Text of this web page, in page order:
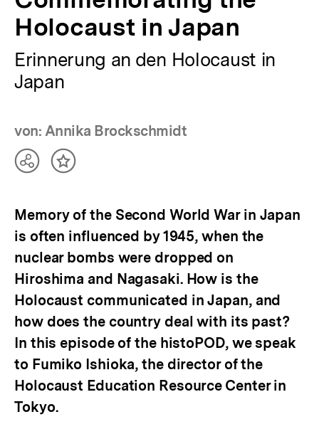
Holocaust in Japan
Erinnerung an den Holocaust in
Japan
von: Annika Brockschmidt
TeilenInhalt
Memory of the Second World War in Japan
is often influenced by 1945, when the
nuclear bombs were dropped on
Hiroshima and Nagasaki. How is the
Holocaust communicated in Japan, and
how does the country deal with its past?
In this episode of the histoPOD, we speak
to Fumiko Ishioka, the director of the
Holocaust Education Resource Center in
Tokyo.